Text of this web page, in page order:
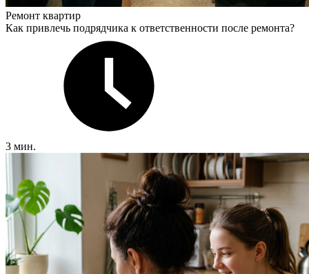
Ремонт квартир
Как привлечь подрядчика к ответственности после ремонта?
3 мин.